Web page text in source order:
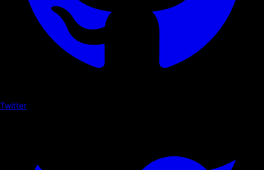
Twitter